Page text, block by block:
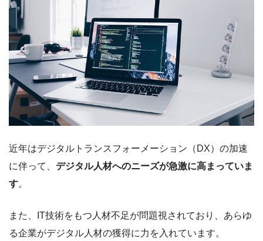
近年はデジタルトランスフォーメーション（DX）の加速
に伴って、 デジタル人材へのニーズが急激に高まっていま
す。
また、IT技術をもつ人材不足が問題視されており、あらゆ
る企業がデジタル人材の獲得に力を入れています。